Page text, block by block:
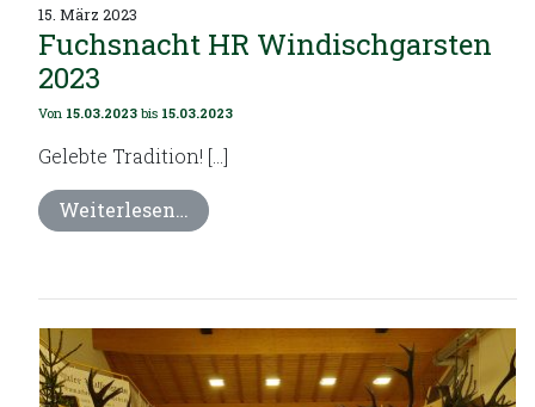
15. März 2023
Fuchsnacht HR Windischgarsten
2023
Von 15.03.2023 bis 15.03.2023
Gelebte Tradition! […]
Weiterlesen…